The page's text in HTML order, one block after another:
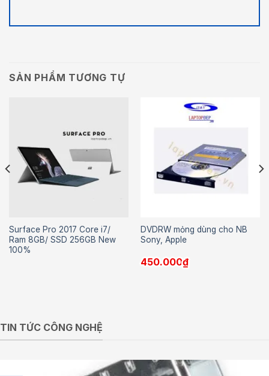
SẢN PHẨM TƯƠNG TỰ
Surface Pro 2017 Core i7/
Ram 8GB/ SSD 256GB New
100%
DVDRW mỏng dùng cho NB
Sony, Apple
450.000₫
TIN TỨC CÔNG NGHỆ